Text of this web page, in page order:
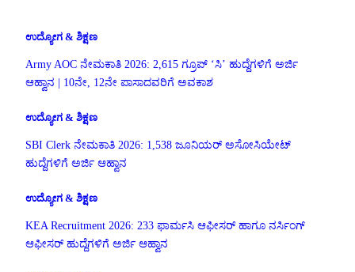
ಉದ್ಯೋಗ & ಶಿಕ್ಷಣ
Army AOC ನೇಮಕಾತಿ 2026: 2,615 ಗ್ರೂಪ್ ‘ಸಿ’ ಹುದ್ದೆಗಳಿಗೆ ಅರ್ಜಿ
ಆಹ್ವಾನ | 10ನೇ, 12ನೇ ಪಾಸಾದವರಿಗೆ ಅವಕಾಶ
ಉದ್ಯೋಗ & ಶಿಕ್ಷಣ
SBI Clerk ನೇಮಕಾತಿ 2026: 1,538 ಜೂನಿಯರ್ ಅಸೋಸಿಯೇಟ್
ಹುದ್ದೆಗಳಿಗೆ ಅರ್ಜಿ ಆಹ್ವಾನ
ಉದ್ಯೋಗ & ಶಿಕ್ಷಣ
KEA Recruitment 2026: 233 ಫಾರ್ಮಸಿ ಆಫೀಸರ್ ಹಾಗೂ ನರ್ಸಿಂಗ್
ಆಫೀಸರ್ ಹುದ್ದೆಗಳಿಗೆ ಅರ್ಜಿ ಆಹ್ವಾನ